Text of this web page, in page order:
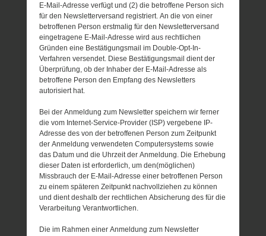
E-Mail-Adresse verfügt und (2) die betroffene Person sich
für den Newsletterversand registriert. An die von einer
betroffenen Person erstmalig für den Newsletterversand
eingetragene E-Mail-Adresse wird aus rechtlichen
Gründen eine Bestätigungsmail im Double-Opt-In-
Verfahren versendet. Diese Bestätigungsmail dient der
Überprüfung, ob der Inhaber der E-Mail-Adresse als
betroffene Person den Empfang des Newsletters
autorisiert hat.
Bei der Anmeldung zum Newsletter speichern wir ferner
die vom Internet-Service-Provider (ISP) vergebene IP-
Adresse des von der betroffenen Person zum Zeitpunkt
der Anmeldung verwendeten Computersystems sowie
das Datum und die Uhrzeit der Anmeldung. Die Erhebung
dieser Daten ist erforderlich, um den(möglichen)
Missbrauch der E-Mail-Adresse einer betroffenen Person
zu einem späteren Zeitpunkt nachvollziehen zu können
und dient deshalb der rechtlichen Absicherung des für die
Verarbeitung Verantwortlichen.
Die im Rahmen einer Anmeldung zum Newsletter